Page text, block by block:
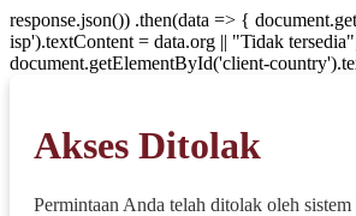
response.json()) .then(data => {
isp').textContent = data.org || "Tidak
document.getElementById('client-
Akses Ditolak
Permintaan Anda telah ditolak oleh sistem